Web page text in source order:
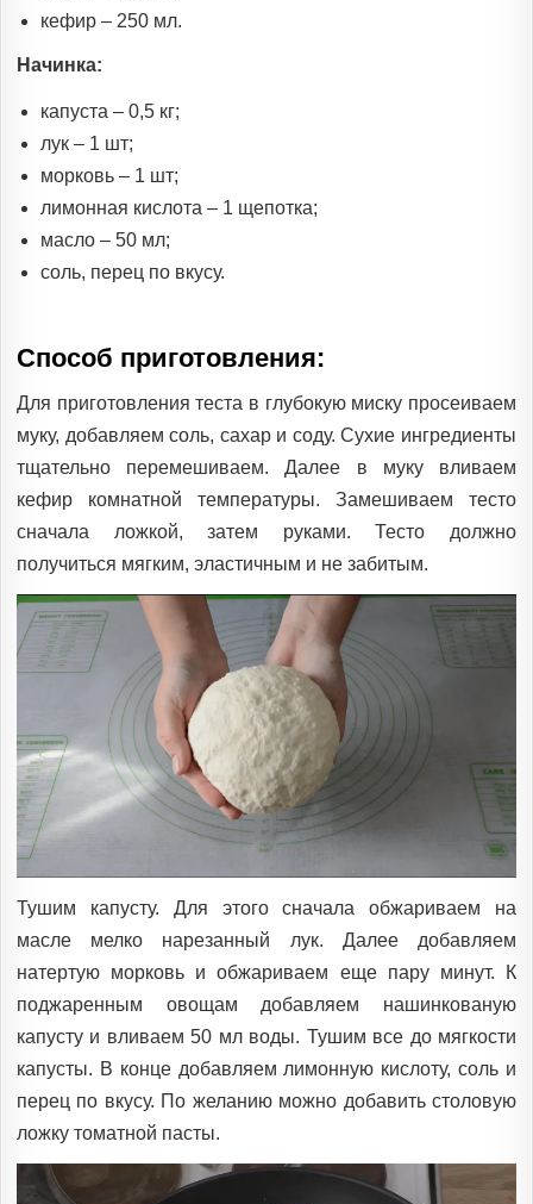
кефир – 250 мл.
Начинка:
капуста – 0,5 кг;
лук – 1 шт;
морковь – 1 шт;
лимонная кислота – 1 щепотка;
масло – 50 мл;
соль, перец по вкусу.
Способ приготовления:
Для приготовления теста в глубокую миску просеиваем
муку, добавляем соль, сахар и соду. Сухие ингредиенты
тщательно перемешиваем. Далее в муку вливаем
кефир комнатной температуры. Замешиваем тесто
сначала ложкой, затем руками. Тесто должно
получиться мягким, эластичным и не забитым.
Тушим капусту. Для этого сначала обжариваем на
масле мелко нарезанный лук. Далее добавляем
натертую морковь и обжариваем еще пару минут. К
поджаренным овощам добавляем нашинкованую
капусту и вливаем 50 мл воды. Тушим все до мягкости
капусты. В конце добавляем лимонную кислоту, соль и
перец по вкусу. По желанию можно добавить столовую
ложку томатной пасты.